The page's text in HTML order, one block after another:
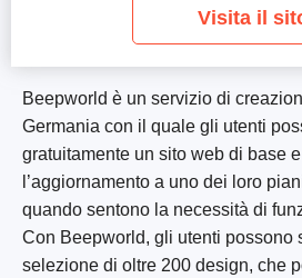
Beepworld è un servizio di
Germania con il quale gli utenti
gratuitamente un sito web di base
l’aggiornamento a uno dei loro
quando sentono la necessità di
Con Beepworld, gli utenti possono
selezione di oltre 200 design, che
Visita il